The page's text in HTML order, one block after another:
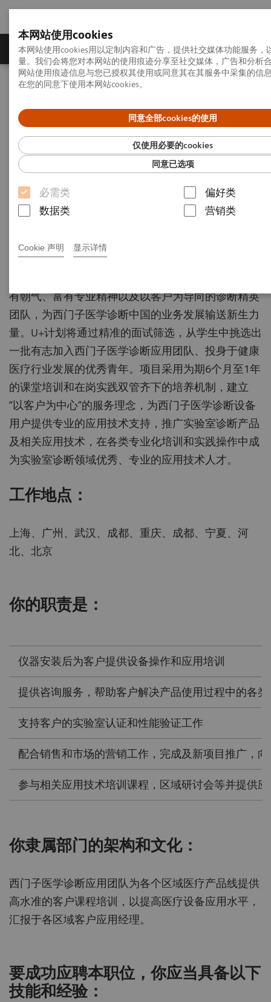
本网站使用cookies
本网站使用cookies用以定制内容和广告，提供社交媒体功能服务，
量。我们会将您对本网站的使用痕迹分享至社交媒体，广告和分析
网站使用痕迹信息与您已授权其使用或同意其在其服务中采集的信
在您的同意下使用本网站cookies。
同意全部cookies的使用
仅使用必要的cookies
同意已选项
必需类
偏好类
数据类
营销类
Cookie 声明 显示详情
产品一览 疾病与临床解决方案 相关信息
首页 招贤纳士
西门子医疗校园招聘平台
西门子医疗诊断U+应用培训生
医疗诊断U+应用培训生项目是西门子医疗青年人才
有朝气、富有专业精神以及以客户为导向的诊断精英
团队，为西门子医学诊断中国的业务发展输送新生力
量。U+计划将通过精准的面试筛选，从学生中挑选出
一批有志加入西门子医学诊断应用团队、投身于健康
医疗行业发展的优秀青年。项目采用为期6个月至1年
的课堂培训和在岗实践双管齐下的培养机制，建立
“以客户为中心”的服务理念，为西门子医学诊断设备
用户提供专业的应用技术支持，推广实验室诊断产品
及相关应用技术，在各类专业化培训和实践操作中成
为实验室诊断领域优秀、专业的应用技术人才。
工作地点：
上海、广州、武汉、成都、重庆、成都、宁夏、河
北、北京
你的职责是：
仪器安装后为客户提供设备操作和应用培训
提供咨询服务，帮助客户解决产品使用过程中的各
支持客户的实验室认证和性能验证工作
配合销售和市场的营销工作，完成及新项目推广，
参与相关应用技术培训课程，区域研讨会等并提供
你隶属部门的架构和文化：
西门子医学诊断应用团队为各个区域医疗产品线提供
高水准的客户课程培训，以提高医疗设备应用水平，
汇报于各区域客户应用经理。
要成功应聘本职位，你应当具备以下
技能和经验：